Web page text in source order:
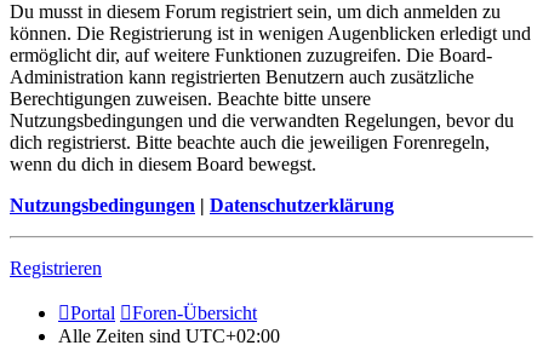
Du musst in diesem Forum registriert sein, um dich anmelden zu
können. Die Registrierung ist in wenigen Augenblicken erledigt und
ermöglicht dir, auf weitere Funktionen zuzugreifen. Die Board-
Administration kann registrierten Benutzern auch zusätzliche
Berechtigungen zuweisen. Beachte bitte unsere
Nutzungsbedingungen und die verwandten Regelungen, bevor du
dich registrierst. Bitte beachte auch die jeweiligen Forenregeln,
wenn du dich in diesem Board bewegst.
Nutzungsbedingungen
Datenschutzerklärung
Registrieren
Portal
Foren-Übersicht
Alle Zeiten sind UTC+02:00